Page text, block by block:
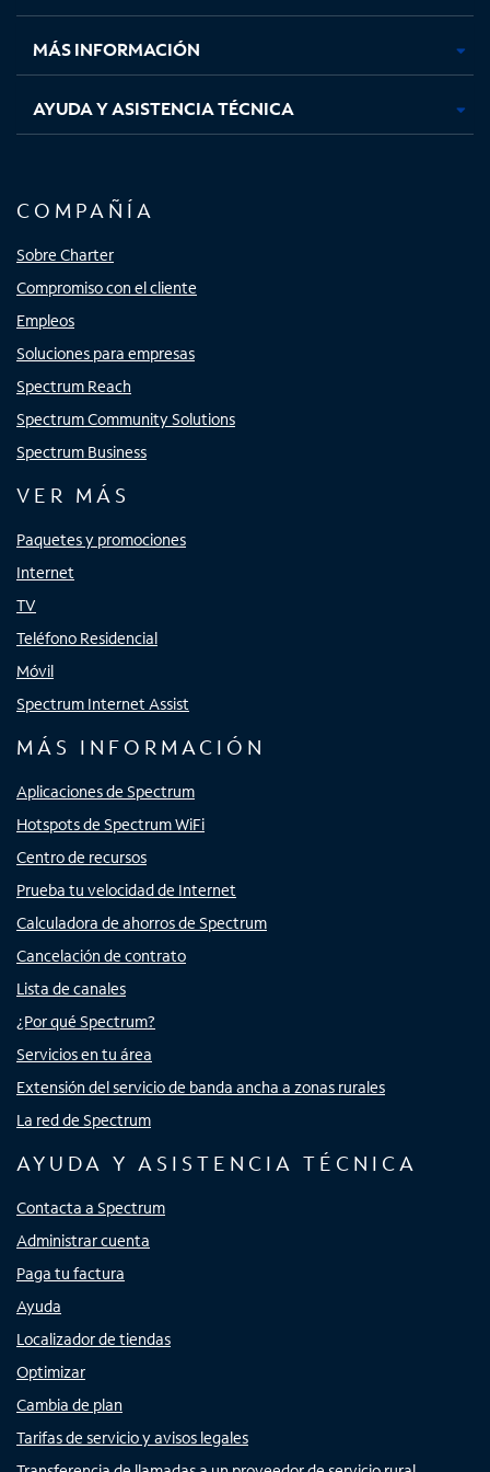
nuevanuevanuevanueva
MÁS INFORMACIÓN
AYUDA Y ASISTENCIA TÉCNICA
COMPAÑÍA
Sobre Charter
Compromiso con el cliente
Empleos
Soluciones para empresas
Spectrum Reach
Spectrum Community Solutions
Spectrum Business
VER MÁS
Paquetes y promociones
Internet
TV
Teléfono Residencial
Móvil
Spectrum Internet Assist
MÁS INFORMACIÓN
Aplicaciones de Spectrum
Hotspots de Spectrum WiFi
Centro de recursos
Prueba tu velocidad de Internet
Calculadora de ahorros de Spectrum
Cancelación de contrato
Lista de canales
¿Por qué Spectrum?
Servicios en tu área
Extensión del servicio de banda ancha a zonas rurales
La red de Spectrum
AYUDA Y ASISTENCIA TÉCNICA
Contacta a Spectrum
Administrar cuenta
Paga tu factura
Ayuda
Localizador de tiendas
Optimizar
Cambia de plan
Tarifas de servicio y avisos legales